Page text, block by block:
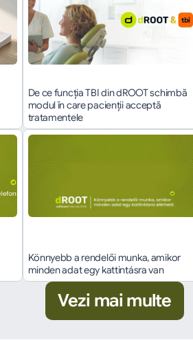
De ce funcția TBI din dROOT schimbă
modul în care pacienții acceptă
tratamentele
Könnyebb a rendelői munka, amikor
minden adat egy kattintásra van
Vezi mai multe